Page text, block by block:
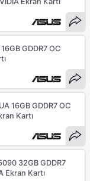
GDDR7 OC
16GB GDDR7 OC
Kartı
32GB GDDR7
Ekran Kartı